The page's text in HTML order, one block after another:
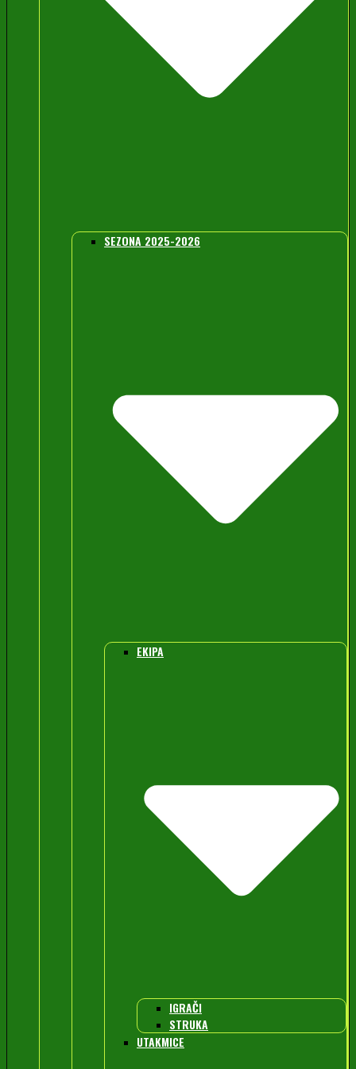
SEZONA 2025-2026
EKIPA
IGRAČI
STRUKA
UTAKMICE